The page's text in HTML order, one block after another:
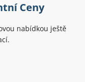
Ceny
nabídkou ještě